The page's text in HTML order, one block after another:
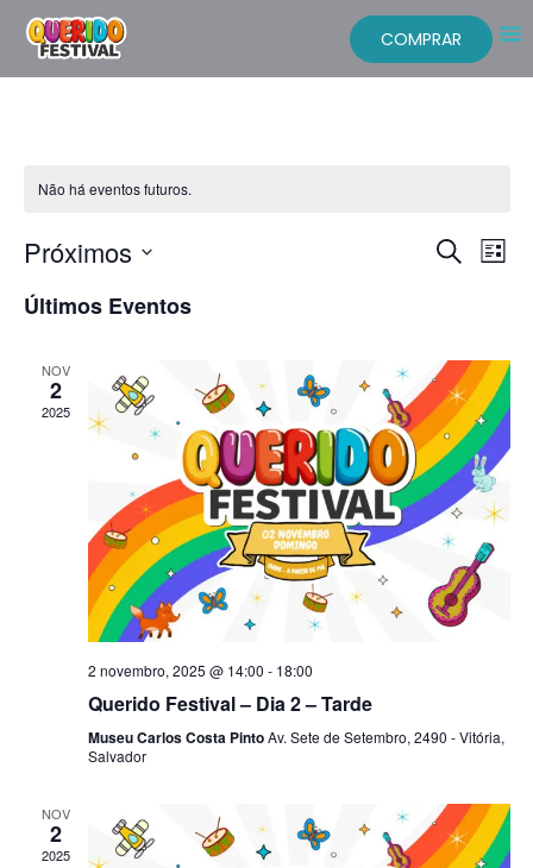
COMPRAR
Não há eventos futuros.
de
de
Procurar
Lista
Próximos
a
data.
Últimos Eventos
NOV
2
2025
2 novembro, 2025 @ 14:00 - 18:00
Querido Festival – Dia 2 – Tarde
Museu Carlos Costa PintoAv. Sete de Setembro, 2490 - Vitória,
Salvador
NOV
2
2025